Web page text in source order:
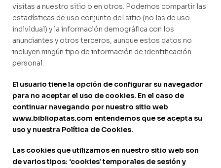
visitas a nuestro sitio o en otros. Podemos compartir las
estadísticas de uso conjunto del sitio (no las de uso
individual) y la información demográfica con los
anunciantes y otros terceros, aunque estos datos no
incluyen ningún tipo de información de identificación
personal.
El usuario tiene la opción de configurar su navegador
para no aceptar el uso de cookies. En el caso de
continuar navegando por nuestro sitio web
www.bibliopatas.com entendemos que se acepta su
uso y nuestra Política de Cookies.
Las cookies que utilizamos en nuestro sitio web son
de varios tipos: ‘cookies’ temporales de sesión y